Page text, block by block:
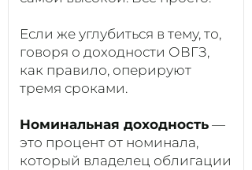
Если же углубиться в тему, то,
говоря о доходности ОВГЗ,
как правило, оперируют
тремя сроками.
Номинальная доходность —
это процент от номинала,
который владелец облигации